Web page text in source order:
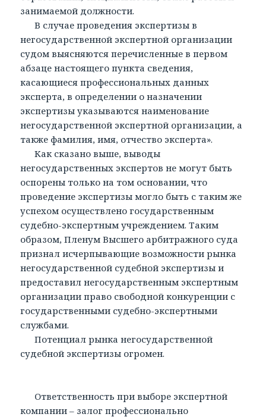
занимаемой должности.
В случае проведения экспертизы в
негосударственной экспертной организации
судом выясняются перечисленные в первом
абзаце настоящего пункта сведения,
касающиеся профессиональных данных
эксперта, в определении о назначении
экспертизы указываются наименование
негосударственной экспертной организации, а
также фамилия, имя, отчество эксперта».
Как сказано выше, выводы
негосударственных экспертов не могут быть
оспорены только на том основании, что
проведение экспертизы могло быть с таким же
успехом осуществлено государственным
судебно-экспертным учреждением. Таким
образом, Пленум Высшего арбитражного суда
признал исчерпывающие возможности рынка
негосударственной судебной экспертизы и
предоставил негосударственным экспертным
организации право свободной конкуренции с
государственными судебно-экспертными
службами.
Потенциал рынка негосударственной
судебной экспертизы огромен.
Ответственность при выборе экспертной
компании – залог профессионально